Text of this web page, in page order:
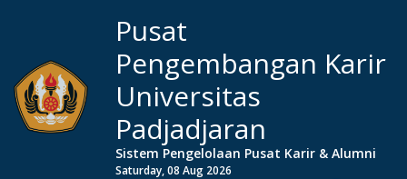
Pusat
Pengembangan Karir
Universitas
Padjadjaran
Sistem Pengelolaan Pusat Karir & Alumni
Saturday, 08 Aug 2026